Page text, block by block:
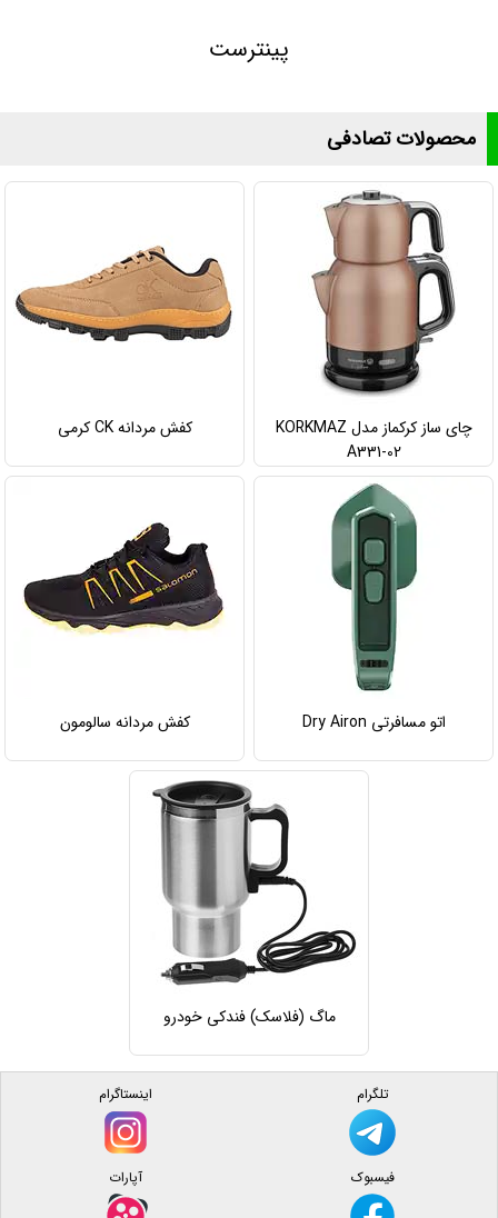
پینترست
محصولات تصادفی
چای ساز کرکماز مدل KORKMAZ
A331-02
کفش مردانه CK کرمی
اتو مسافرتی Dry Airon کفش مردانه سالومون
ماگ (فلاسک) فندکی خودرو
تلگرام اینستاگرام
فیسبوک آپارات